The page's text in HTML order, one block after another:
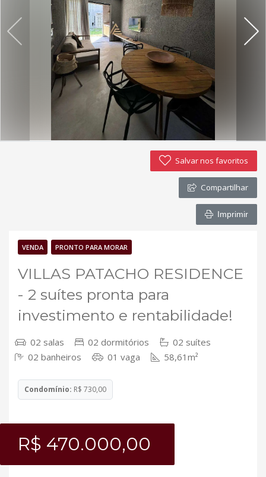
Política de privacidade
Simulador de financiamento
Negocie seu imóvel
Imóveis favoritos
Salvar nos favoritos
Compartilhar
Imprimir
VENDA PRONTO PARA MORAR
VILLAS PATACHO RESIDENCE
- 2 suítes pronta para
investimento e rentabilidade!
02 salas 02 dormitórios
02 suítes
02 banheiros
01 vaga 58,61m²
Condomínio: R$ 730,00
R$ 470.000,00